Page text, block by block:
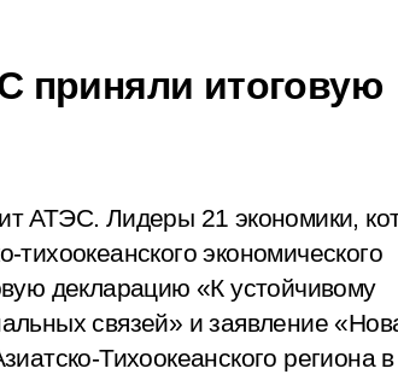
приняли итоговую
АТЭС. Лидеры 21 экономики,
экономического
декларацию «К устойчивому
связей» и заявление
Тихоокеанского региона